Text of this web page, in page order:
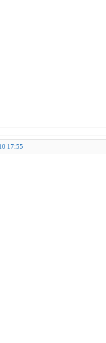
17:55